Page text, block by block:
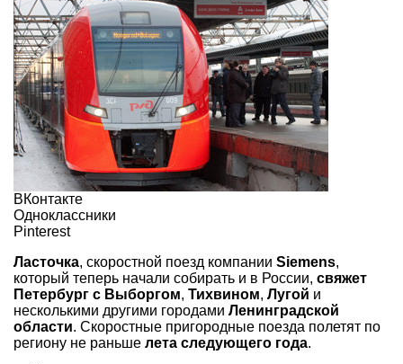
ВКонтакте
Одноклассники
Pinterest
Ласточка, скоростной поезд компании Siemens,
который теперь начали собирать и в России, свяжет
Петербург с Выборгом, Тихвином, Лугой и
несколькими другими городами Ленинградской
области. Скоростные пригородные поезда полетят по
региону не раньше лета следующего года.